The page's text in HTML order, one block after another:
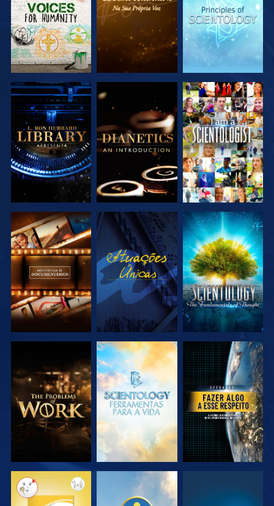
EXPLORAR A
SÉRIE
EXPLORAR A
SÉRIE
VER
EXPLORAR A
SÉRIE
VER
EXPLORAR A
SÉRIE
EXPLORAR A
SÉRIE
EXPLORAR A
SÉRIE
VER